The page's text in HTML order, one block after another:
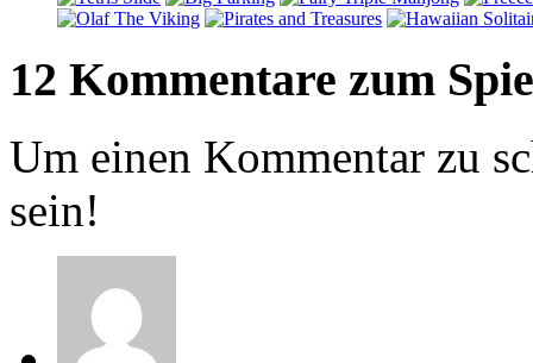
12 Kommentare zum
Um einen Kommentar zu
sein!